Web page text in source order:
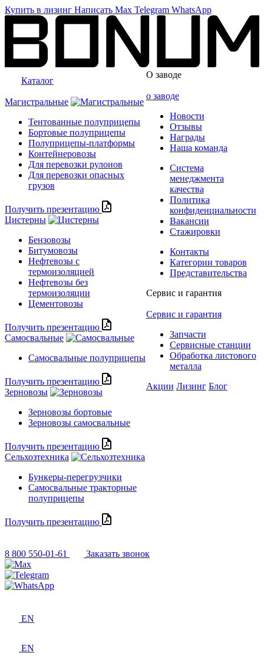
Купить в лизинг Написать Max Telegram WhatsApp
Каталог
Магистральные
Тентованные полуприцепы
Бортовые полуприцепы
Полуприцепы-платформы
Контейнеровозы
Для перевозки рулонов
Для перевозки опасных
грузов
Получить презентацию
Цистерны
Бензовозы
Битумовозы
Нефтевозы с
термоизоляцией
Нефтевозы без
термоизоляции
Цементовозы
Получить презентацию
Самосвальные
Самосвальные полуприцепы
Получить презентацию
Зерновозы
Зерновозы бортовые
Зерновозы самосвальные
Получить презентацию
Сельхозтехника
Бункеры-перегрузчики
Самосвальные тракторные
полуприцепы
Получить презентацию
О заводе
о заводе
Новости
Отзывы
Награды
Наша команда
Система
менеджмента
качества
Политика
конфиденциальности
Вакансии
Стажировки
Контакты
Категории товаров
Представительства
Сервис и гарантия
Сервис и гарантия
Запчасти
Сервисные станции
Обработка листового
металла
Акции Лизинг Блог
8 800 550-01-61 Заказать звонок
EN
EN